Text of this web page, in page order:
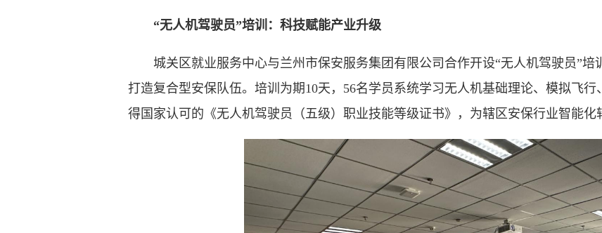
“无人机驾驶员”培训：科技赋能产业升级
城关区就业服务中心与兰州市保安服务集团有限公司合作开设“无人机驾驶员”培
打造复合型安保队伍。培训为期10天，56名学员系统学习无人机基础理论、模拟飞
得国家认可的《无人机驾驶员（五级）职业技能等级证书》，为辖区安保行业智